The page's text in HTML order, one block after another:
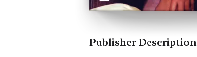
Publisher Description